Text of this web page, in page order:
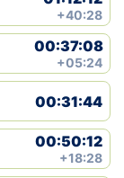
+40:28
00:37:08
+05:24
00:31:44
00:50:12
+18:28